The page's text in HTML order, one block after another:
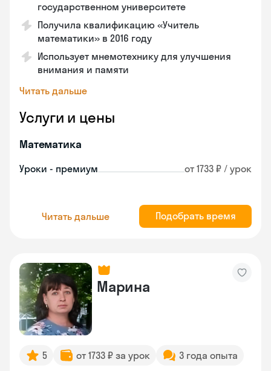
государственном университете
Получила квалификацию «Учитель
математики» в 2016 году
Использует мнемотехнику для улучшения
внимания и памяти
Читать дальше
Услуги и цены
Математика
Уроки - премиум от 1733 ₽ / урок
Читать дальше Подобрать время
Марина
5 от 1733 ₽ за урок 3 года опыта